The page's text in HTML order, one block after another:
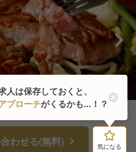
わせる(無料) 気になる
気になる
人は保存しておくと、
プローチがくるかも...！？